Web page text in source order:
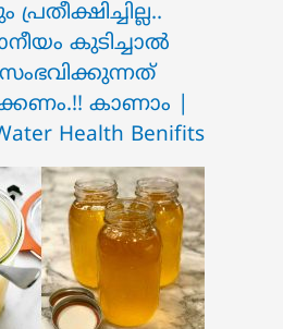
കുടിച്ചാൽ
കാണാം |
Health Benifits